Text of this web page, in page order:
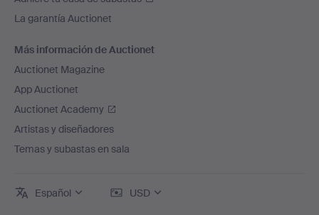
La garantía Auctionet
Más información de Auctionet
Auctionet Magazine
App Auctionet
Auctionet Academy
Artistas y diseñadores
Temas y subastas en sala
Español USD